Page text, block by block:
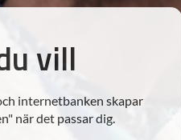
vill
internetbanken skapar
när det passar dig.